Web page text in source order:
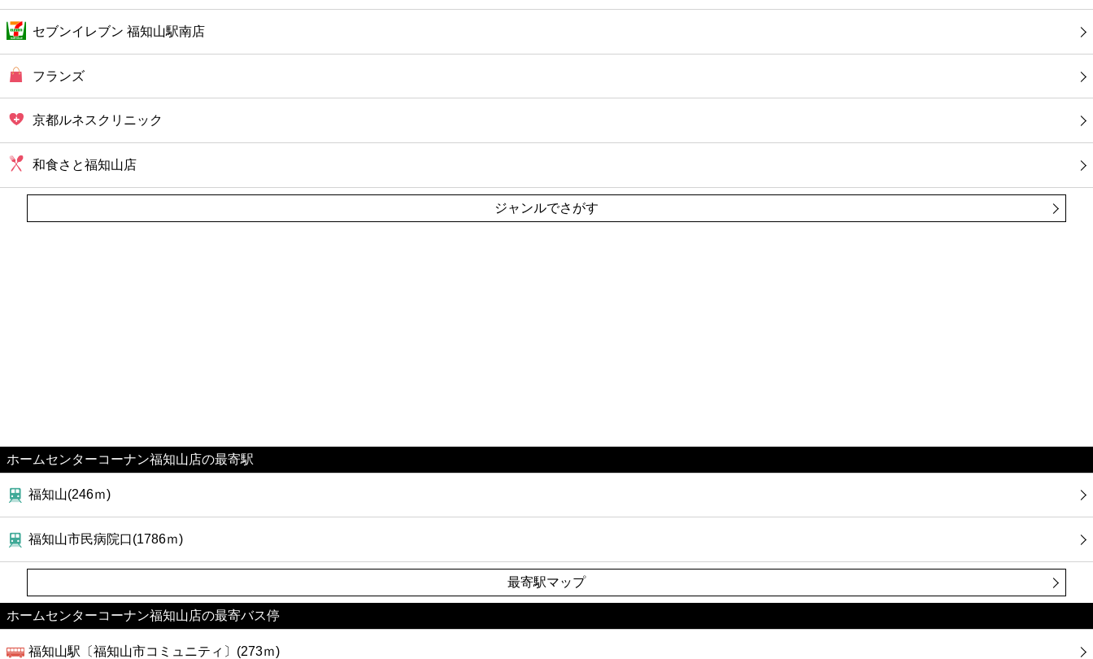
セブンイレブン 福知山駅南店
フランズ
京都ルネスクリニック
和食さと福知山店
ジャンルでさがす
ホームセンターコーナン福知山店の最寄駅
福知山(246ｍ)
福知山市民病院口(1786ｍ)
最寄駅マップ
ホームセンターコーナン福知山店の最寄バス停
福知山駅〔福知山市コミュニティ〕(273ｍ)